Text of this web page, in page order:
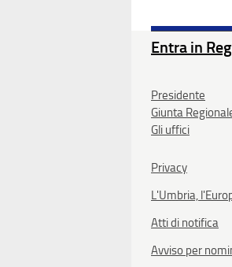
Entra in
Presidente
Giunta
Gli uffici
Privacy
L'Umbria,
Atti di notifica
Avviso per